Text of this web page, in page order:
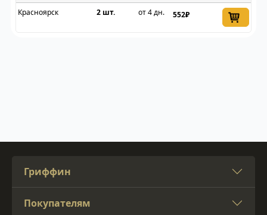
Красноярск
2 шт. от 4 дн. 552₽
Гриффин
Покупателям